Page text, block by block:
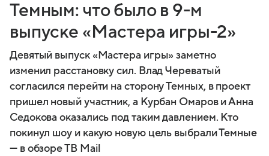
Темным: что было в 9-м
выпуске «Мастера игры-2»
Девятый выпуск «Мастера игры» заметно
изменил расстановку сил. Влад Череватый
согласился перейти на сторону Темных, в проект
пришел новый участник, а Курбан Омаров и Анна
Седокова оказались под таким давлением. Кто
покинул шоу и какую новую цель выбрали Темные
— в обзоре ТВ Mail